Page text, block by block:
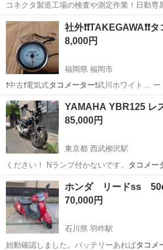
コネクタ製造工場の検査や測定作業！日勤専
日128日★クリーンルーム内作業★マイカー
★就業先食堂利用可！日払い制度あり！《茨城県
工場のお仕事 ◇コネクタ製造工...
茨城 常陸大宮市 その他
社外❗❗TAKEGAWA❗❗タ
8,000円
福岡県 福岡市
❗中古❗電気式タコメーター❗武川ホワイト… ー
ーもあり❗ノーク…
福岡 福岡市
YAMAHA YBR125 レ
85,000円
東京都 西武柳沢駅
ください！ Nランプ付かないです。 タコメー
りますので問い…
東京 西東京市 西武柳沢駅
ホンダ リードss
70,000円
石川県 羽咋駅
始動確認しました。バッテリーあればタコメ